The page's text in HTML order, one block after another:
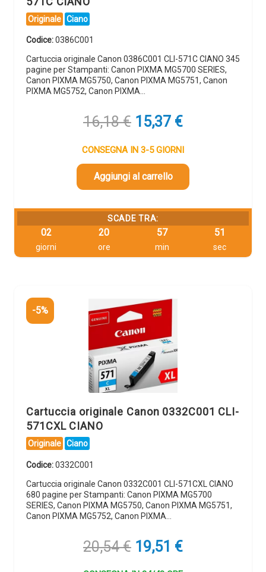
Originale Ciano
Codice:0386C001
Cartuccia originale Canon 0386C001 CLI-571C CIANO 345
pagine per Stampanti: Canon PIXMA MG5700 SERIES,
Canon PIXMA MG5750, Canon PIXMA MG5751, Canon
PIXMA MG5752, Canon PIXMA…
16,18€ Il
originale
era:
16,18 €.
15,37 €Il
attuale
è:
CONSEGNA IN 3-5 GIORNI
Aggiungi al carrello
SCADE TRA:
02
giorni
20
ore
57
min
49
sec
-5%
Cartuccia originale Canon 0332C001 CLI-
571CXL CIANO
Originale Ciano
Codice:0332C001
Cartuccia originale Canon 0332C001 CLI-571CXL CIANO
680 pagine per Stampanti: Canon PIXMA MG5700
SERIES, Canon PIXMA MG5750, Canon PIXMA MG5751,
Canon PIXMA MG5752, Canon PIXMA…
20,54€ Il
19,51 €Il